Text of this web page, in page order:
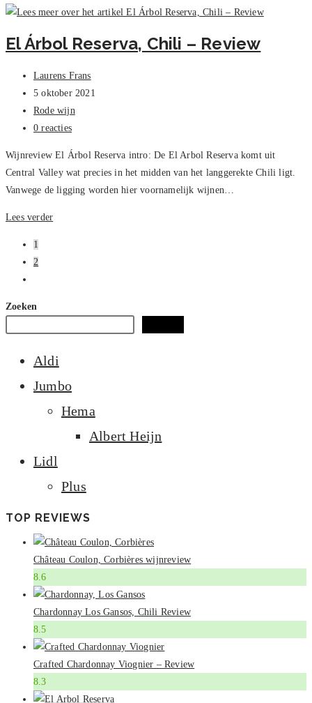
Toifl
–
El Árbol Reserva, Chili – Review
Bericht
auteur:
Laurens Frans
Bericht
gepubliceerd
op:
5 oktober 2021
Berichtcategorie:
Rode wijn
Bericht
0 reacties
Wijnreview El Árbol Reserva intro: De El Arbol Reserva komt uit
Central Valley wat precies in het midden van het langgerekte Chili ligt.
Vanwege de ligging worden hier voornamelijk wijnen…
Lees verderEl
1
2
pagina
Zoeken
Aldi
Jumbo
Hema
Albert Heijn
Lidl
Plus
TOP REVIEWS
Château Coulon, Corbières wijnreview
8.6
Chardonnay Los Gansos, Chili Review
8.5
Crafted Chardonnay Viognier – Review
8.3